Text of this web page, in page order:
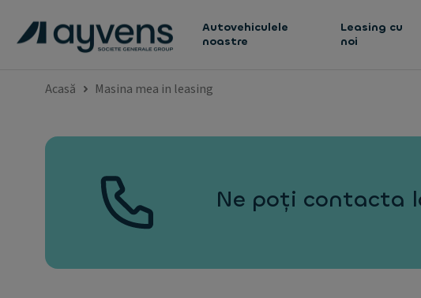
Autovehiculele
noastre
Leasing cu
noi
Acasă Masina mea in leasing
Ne poți contacta